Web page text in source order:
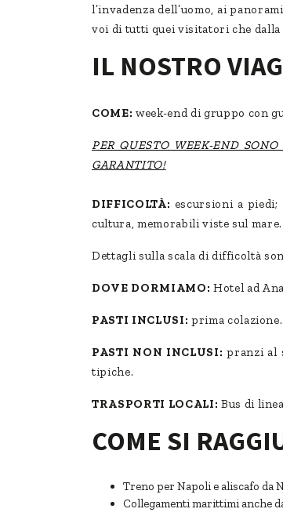
l’invadenza dell’uomo, ai
voi di tutti quei visitatori che dalla
IL NOSTRO
COME: week-end di gruppo con
PER QUESTO WEEK-END
GARANTITO!
DIFFICOLTÀ: escursioni a
cultura, memorabili viste sul mare.
Dettagli sulla scala di difficoltà
DOVE DORMIAMO: Hotel ad
PASTI INCLUSI: prima colazione.
PASTI NON INCLUSI: pranzi al
tipiche.
TRASPORTI LOCALI: Bus di
COME SI
Treno per Napoli e aliscafo da
Collegamenti marittimi anche